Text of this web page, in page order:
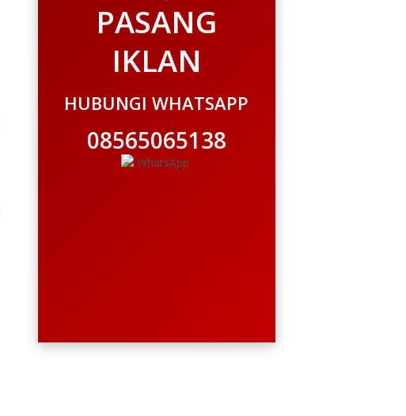
PASANG
IKLAN
HUBUNGI WHATSAPP
08565065138